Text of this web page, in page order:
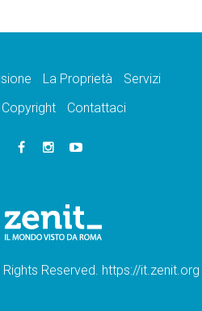
La Proprietà
Servizi
Copyright Contattaci
Reserved. https://it.zenit.org